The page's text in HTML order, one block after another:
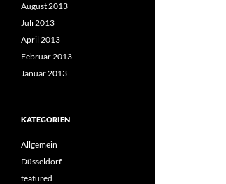
August 2013
Juli 2013
April 2013
Februar 2013
Januar 2013
KATEGORIEN
Allgemein
Düsseldorf
featured